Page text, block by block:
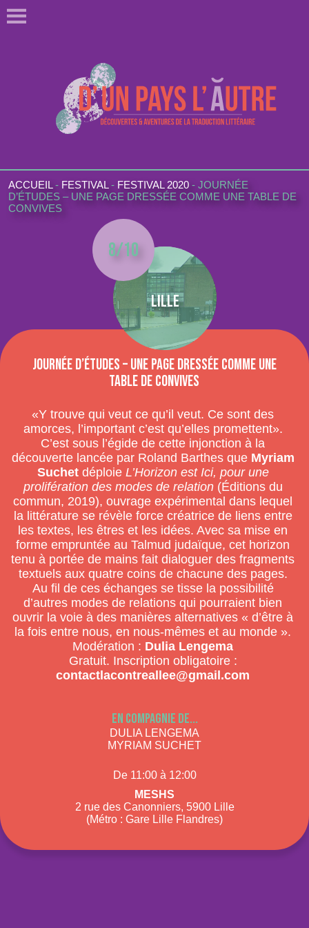
ACCUEIL- FESTIVAL- FESTIVAL 2020 - JOURNÉE
D’ÉTUDES – UNE PAGE DRESSÉE COMME UNE TABLE DE
CONVIVES
8/10
Lille
Journée d’études – Une page dressée comme une
table de convives
«Y trouve qui veut ce qu’il veut. Ce sont des
amorces, l’important c’est qu’elles promettent».
C’est sous l’égide de cette injonction à la
découverte lancée par Roland Barthes que Myriam
Suchet déploieL’Horizon est Ici, pour une
prolifération des modes de relation (Éditions du
commun, 2019), ouvrage expérimental dans lequel
la littérature se révèle force créatrice de liens entre
les textes, les êtres et les idées. Avec sa mise en
forme empruntée au Talmud judaïque, cet horizon
tenu à portée de mains fait dialoguer des fragments
textuels aux quatre coins de chacune des pages.
Au fil de ces échanges se tisse la possibilité
d’autres modes de relations qui pourraient bien
ouvrir la voie à des manières alternatives « d’être à
la fois entre nous, en nous-mêmes et au monde ».
Modération : Dulia Lengema
Gratuit. Inscription obligatoire :
contactlacontreallee@gmail.com
En compagnie de...
DULIA LENGEMA
MYRIAM SUCHET
De 11:00 à 12:00
Meshs
2 rue des Canonniers, 5900 Lille
(Métro : Gare Lille Flandres)